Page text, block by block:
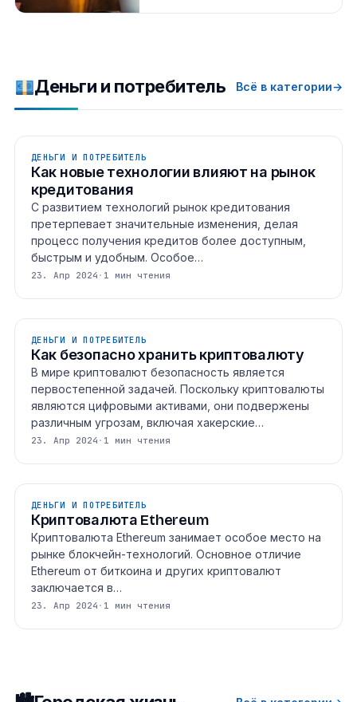
Деньги и потребитель Всё в категории→
ДЕНЬГИ И ПОТРЕБИТЕЛЬ
Как новые технологии влияют на рынок
кредитования
С развитием технологий рынок кредитования
претерпевает значительные изменения, делая
процесс получения кредитов более доступным,
быстрым и удобным. Особое…
23. Апр 2024 · 1 мин чтения
ДЕНЬГИ И ПОТРЕБИТЕЛЬ
Как безопасно хранить криптовалюту
В мире криптовалют безопасность является
первостепенной задачей. Поскольку криптовалюты
являются цифровыми активами, они подвержены
различным угрозам, включая хакерские…
23. Апр 2024 · 1 мин чтения
ДЕНЬГИ И ПОТРЕБИТЕЛЬ
Криптовалюта Ethereum
Криптовалюта Ethereum занимает особое место на
рынке блокчейн-технологий. Основное отличие
Ethereum от биткоина и других криптовалют
заключается в…
23. Апр 2024 · 1 мин чтения